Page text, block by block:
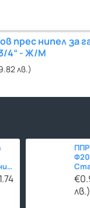
прес нипел за
4“ - Ж/M
лв.)
Ф20
лв.)